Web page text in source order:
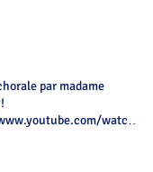
par madame
watch?